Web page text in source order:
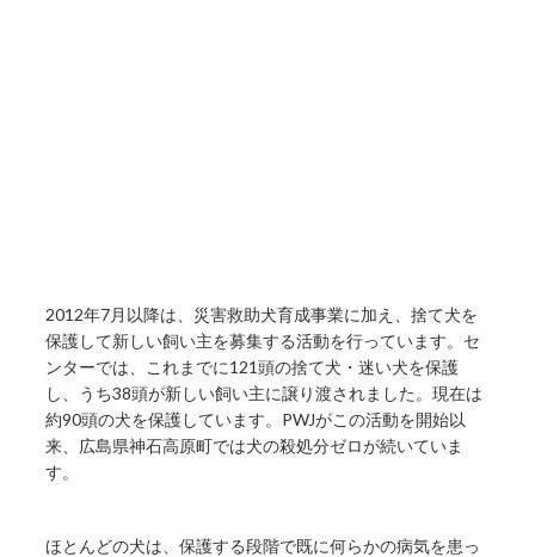
2012年7月以降は、災害救助犬育成事業に加え、捨て犬を
保護して新しい飼い主を募集する活動を行っています。セ
ンターでは、これまでに121頭の捨て犬・迷い犬を保護
し、うち38頭が新しい飼い主に譲り渡されました。現在は
約90頭の犬を保護しています。PWJがこの活動を開始以
来、広島県神石高原町では犬の殺処分ゼロが続いていま
す。
ほとんどの犬は、保護する段階で既に何らかの病気を患っ